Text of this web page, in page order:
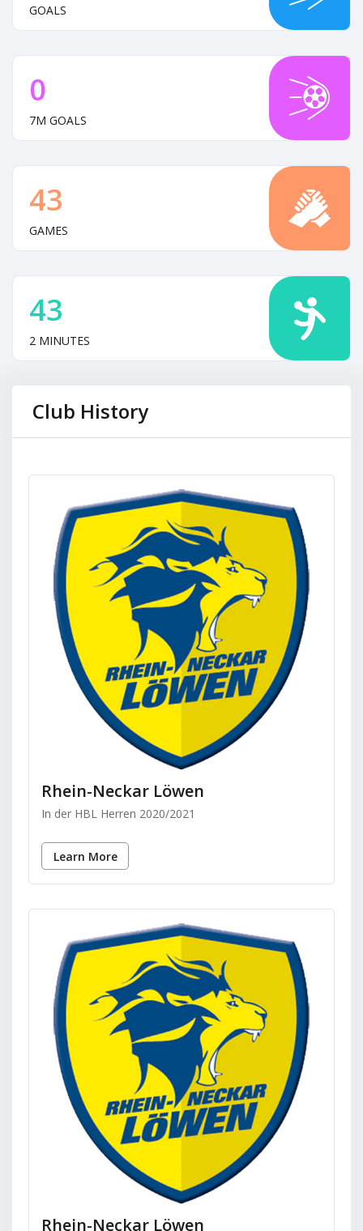
GOALS
0
7M GOALS
43
GAMES
43
2 MINUTES
Club History
Rhein-Neckar Löwen
In der HBL Herren 2020/2021
Learn More
Rhein-Neckar Löwen